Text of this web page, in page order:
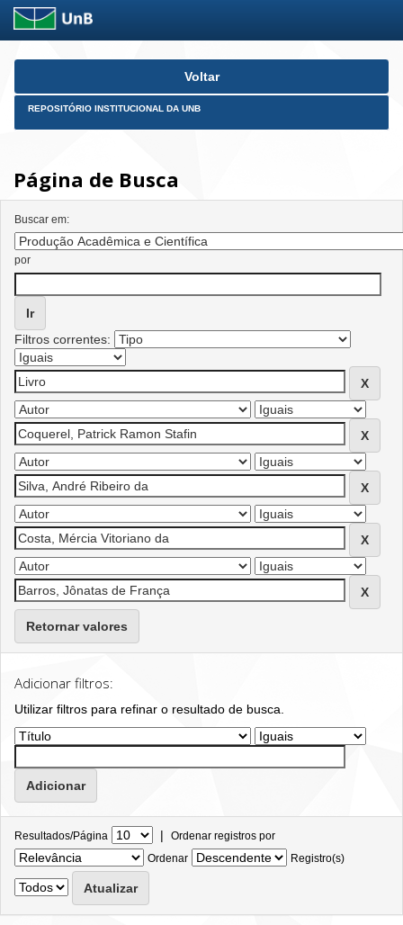
Skip
Voltar
REPOSITÓRIO INSTITUCIONAL DA UNB
Página de Busca
Buscar em:
por
Filtros correntes:
Retornar valores
Adicionar filtros:
Utilizar filtros para refinar o resultado de busca.
Resultados/Página | Ordenar registros por
Ordenar
Registro(s)